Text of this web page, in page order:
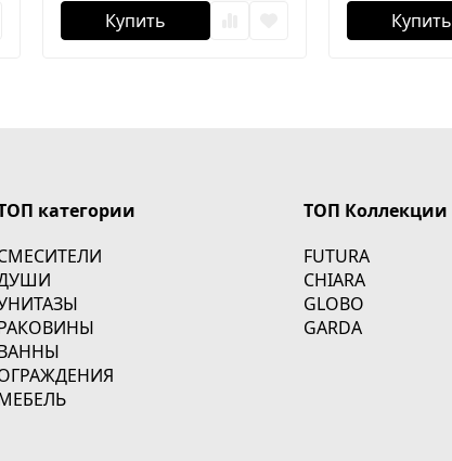
Купить Купить
категории
ТОП Коллекции
FUTURA
CHIARA
GLOBO
GARDA